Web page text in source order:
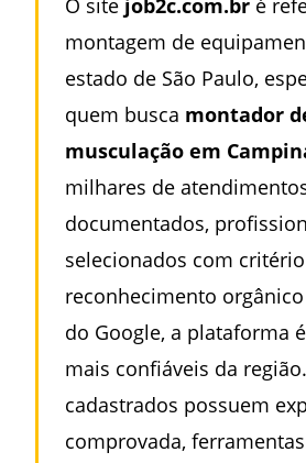
O site job2c.com.br é
montagem de
estado de São Paulo,
quem busca montador
musculação em
milhares de
documentados,
selecionados com
reconhecimento
do Google, a plataforma
mais confiáveis da
cadastrados possuem
comprovada,